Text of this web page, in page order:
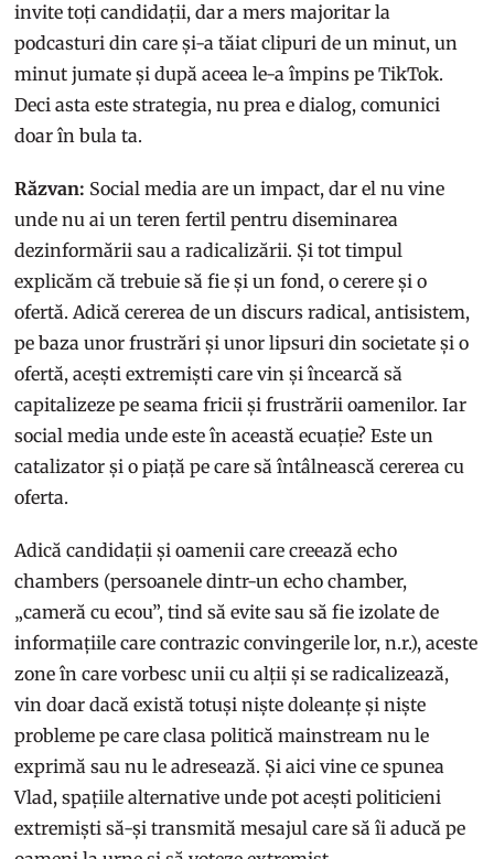
invite toți candidații, dar a mers majoritar la
podcasturi din care și-a tăiat clipuri de un minut, un
minut jumate și după aceea le-a împins pe TikTok.
Deci asta este strategia, nu prea e dialog, comunici
doar în bula ta.
Răzvan: Social media are un impact, dar el nu vine
unde nu ai un teren fertil pentru diseminarea
dezinformării sau a radicalizării. Și tot timpul
explicăm că trebuie să fie și un fond, o cerere și o
ofertă. Adică cererea de un discurs radical, antisistem,
pe baza unor frustrări și unor lipsuri din societate și o
ofertă, acești extremiști care vin și încearcă să
capitalizeze pe seama fricii și frustrării oamenilor. Iar
social media unde este în această ecuație? Este un
catalizator și o piață pe care să întâlnească cererea cu
oferta.
Adică candidații și oamenii care creează echo
chambers (persoanele dintr-un echo chamber,
„cameră cu ecou”, tind să evite sau să fie izolate de
informațiile care contrazic convingerile lor, n.r.), aceste
zone în care vorbesc unii cu alții și se radicalizează,
vin doar dacă există totuși niște doleanțe și niște
probleme pe care clasa politică mainstream nu le
exprimă sau nu le adresează. Și aici vine ce spunea
Vlad, spațiile alternative unde pot acești politicieni
extremiști să-și transmită mesajul care să îi aducă pe